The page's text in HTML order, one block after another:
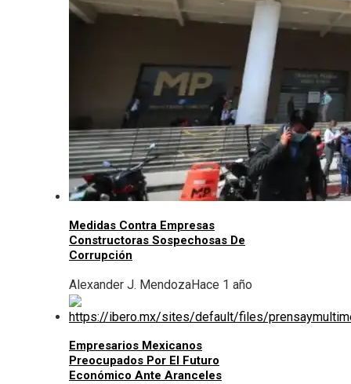
Medidas Contra Empresas
Constructoras Sospechosas De
Corrupción
Alexander J. MendozaHace 1 año
Empresarios Mexicanos
Preocupados Por El Futuro
Económico Ante Aranceles